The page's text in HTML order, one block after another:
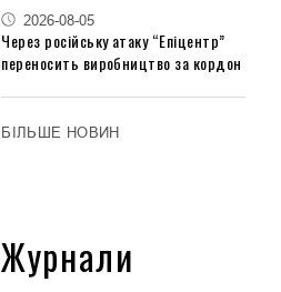
2026-08-05
Через російську атаку “Епіцентр”
переносить виробництво за кордон
БІЛЬШЕ НОВИН
Журнали